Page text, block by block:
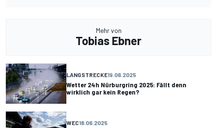
Mehr von
Tobias Ebner
LANGSTRECKE19.06.2025
Wetter 24h Nürburgring 2025: Fällt denn
wirklich gar kein Regen?
WEC18.06.2025